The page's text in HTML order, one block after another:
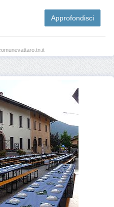
Approfondisci